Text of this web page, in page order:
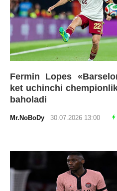
Fermin Lopes
ket uchinchi
baholadi
Mr.NoBoDy 30.07.2026 13:00